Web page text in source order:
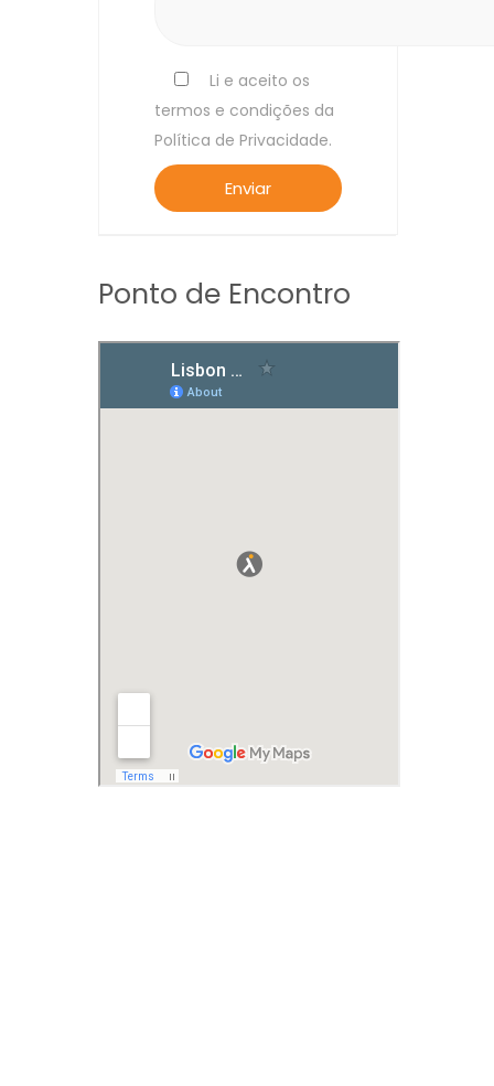
Li e aceito os
termos e condições da
Política de Privacidade.
Ponto de Encontro